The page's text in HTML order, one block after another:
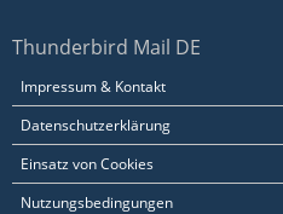
Thunderbird Mail DE
Impressum & Kontakt
Datenschutzerklärung
Einsatz von Cookies
Nutzungsbedingungen